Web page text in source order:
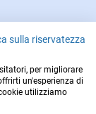
sulla riservatezza
per migliorare
un'esperienza di
utilizziamo